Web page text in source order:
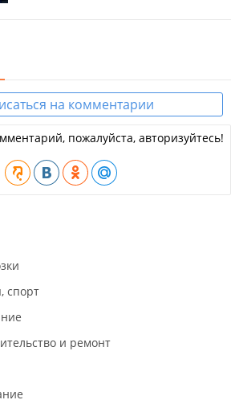
на комментарии
пожалуйста, авторизуйтесь!
спорт
и ремонт